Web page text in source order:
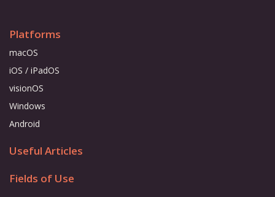
Platforms
macOS
iOS / iPadOS
visionOS
Windows
Android
Useful Articles
Fields of Use